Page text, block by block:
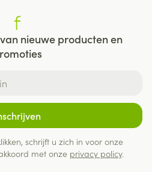
nieuwe producten en
schrijft u zich in voor onze
met onze privacy policy.